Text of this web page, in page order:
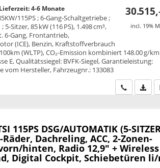
incl. 19%
4-6 Monate
115PS ; 6-Gang-Schaltgetriebe ;
Sitzer, 85 kW (116 PS), 1.498 cm³,
6-Gang, Frontantrieb,
(ICE), Benzin, Kraftstoffverbrauch
(WLTP), CO₂-Emission kombiniert 148.00 g/km
E, Qualitätssiegel: BVFK-Siegel, Garantieleistung:
vom Hersteller, Fahrzeugnr.: 133083
Wir rufen
115PS DSG/AUTOMATIK (5-
Räder, Dachreling, ACC, 2-Zonen-
hinten, Radio 12,9" + Wireless
Digital Cockpit, Schiebetüren